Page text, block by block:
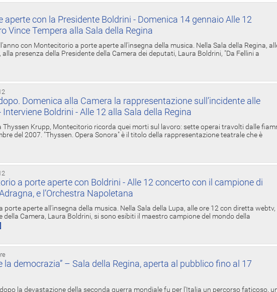
con la Presidente Boldrini - Domenica 14 gennaio Alle 12
Vince Tempera alla Sala della Regina
con Montecitorio a porte aperte all'insegna della musica. Nella Sala della Regina,
presenza della Presidente della Camera dei deputati, Laura Boldrini, "Da Fellini a
Domenica alla Camera la rappresentazione sull’incidente alle
Boldrini - Alle 12 alla Sala della Regina
Thyssen Krupp, Montecitorio ricorda quei morti sul lavoro: sette operai travolti dalle
del 2007. "Thyssen. Opera Sonora" è il titolo della rappresentazione teatrale che è
a porte aperte con Boldrini - Alle 12 concerto con il campione di
e l’Orchestra Napoletana
porte aperte all'insegna della musica. Nella Sala della Lupa, alle ore 12 con diretta webtv,
della Camera, Laura Boldrini, si sono esibiti il maestro campione del mondo della
la democrazia” – Sala della Regina, aperta al pubblico fino al 17
la devastazione della seconda guerra mondiale fu per l'Italia un percorso faticoso,